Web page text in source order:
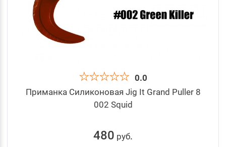
0.0
Приманка Силиконовая Jig It Grand Puller 8
002 Squid
480 руб.